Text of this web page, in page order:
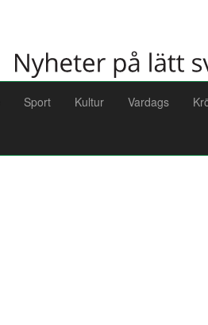
Sport Kultur Vardags